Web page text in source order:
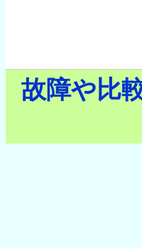
故障や比